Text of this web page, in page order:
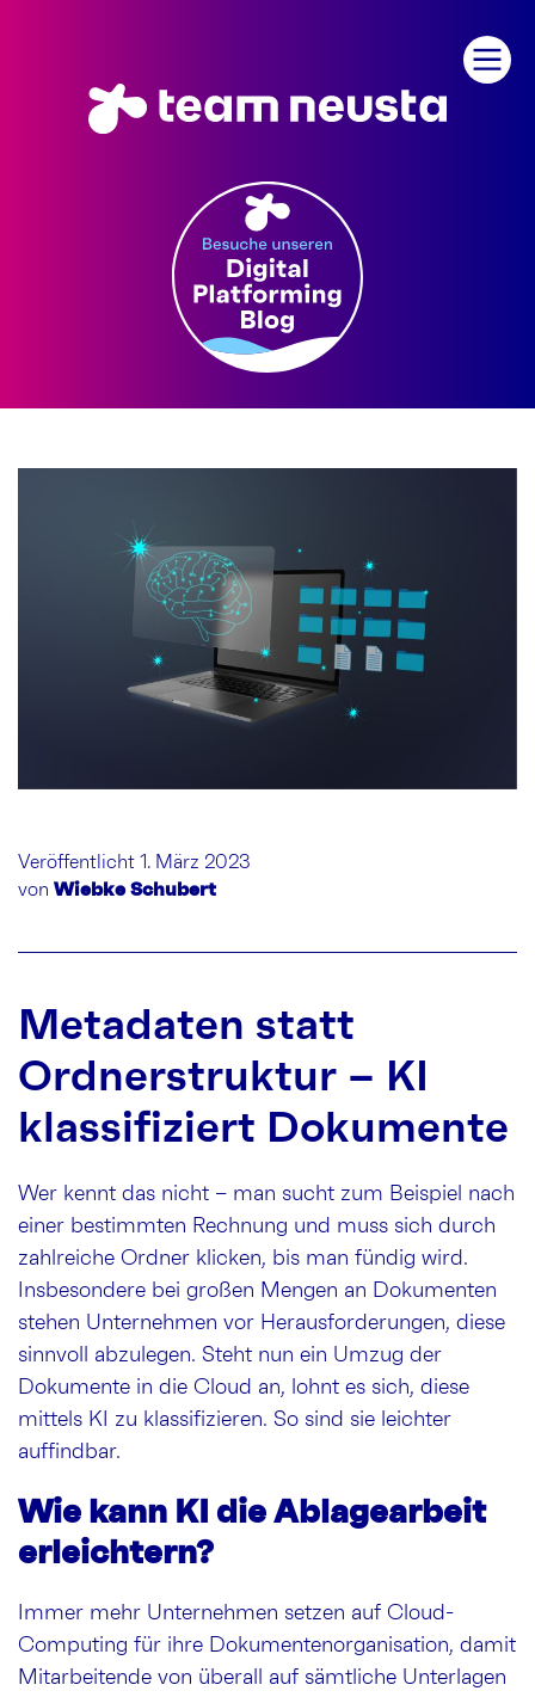
Veröffentlicht 1. März 2023
von Wiebke Schubert
Metadaten statt
Ordnerstruktur – KI
klassifiziert Dokumente
Wer kennt das nicht – man sucht zum Beispiel nach
einer bestimmten Rechnung und muss sich durch
zahlreiche Ordner klicken, bis man fündig wird.
Insbesondere bei großen Mengen an Dokumenten
stehen Unternehmen vor Herausforderungen, diese
sinnvoll abzulegen. Steht nun ein Umzug der
Dokumente in die Cloud an, lohnt es sich, diese
mittels KI zu klassifizieren. So sind sie leichter
auffindbar.
Wie kann KI die Ablagearbeit
erleichtern?
Immer mehr Unternehmen setzen auf Cloud-
Computing für ihre Dokumentenorganisation, damit
Mitarbeitende von überall auf sämtliche Unterlagen